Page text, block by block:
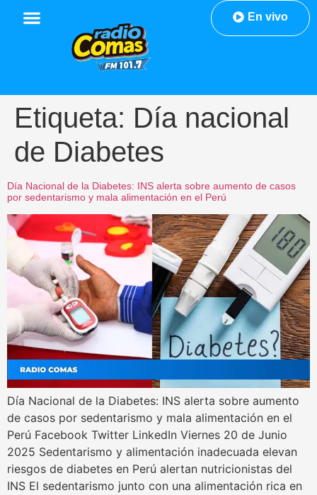
En vivo
Etiqueta: Día nacional
de Diabetes
Día Nacional de la Diabetes: INS alerta sobre aumento de casos
por sedentarismo y mala alimentación en el Perú
Día Nacional de la Diabetes: INS alerta sobre aumento
de casos por sedentarismo y mala alimentación en el
Perú Facebook Twitter LinkedIn Viernes 20 de Junio
2025 Sedentarismo y alimentación inadecuada elevan
riesgos de diabetes en Perú alertan nutricionistas del
INS El sedentarismo junto con una alimentación rica en